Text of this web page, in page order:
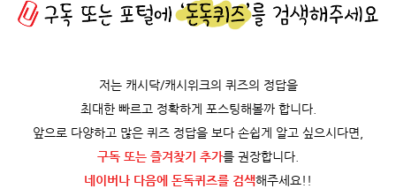
저는 캐시닥/캐시위크의 퀴즈의 정답을
최대한 빠르고 정확하게 포스팅해볼까 합니다.
앞으로 다양하고 많은 퀴즈 정답을 보다 손쉽게 알고 싶으시다면,
구독 또는 즐겨찾기 추가를 권장합니다.
네이버나 다음에 돈독퀴즈를 검색해주세요!!